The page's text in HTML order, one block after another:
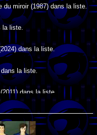
du miroir (1987) dans la liste.
la liste.
dans la liste.
la liste.
dans la liste.
dans la liste.